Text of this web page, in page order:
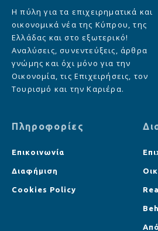
Η πύλη για τα επιχειρηματικά και
οικονομικά νέα της Κύπρου, της
Ελλάδας και στο εξωτερικό!
Αναλύσεις, συνεντεύξεις, άρθρα
γνώμης και όχι μόνο για την
Οικονομία, τις Επιχειρήσεις, τον
Τουρισμό και την Καριέρα.
Πληροφορίες
Επικοινωνία
Διαφήμιση
Cookies Policy